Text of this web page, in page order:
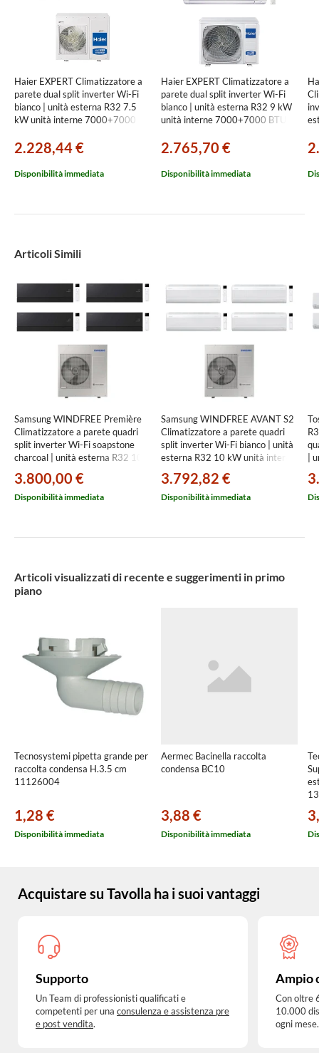
Haier EXPERT Climatizzatore a
parete dual split inverter Wi-Fi
bianco | unità esterna R32 7.5
kW unità interne 7000+7000
4U75S2SR5FA+AS[20|20]XCAHRA
2.228,44 €
Disponibilità immediata
Haier EXPERT Climatizzatore a
parete dual split inverter Wi-Fi
bianco | unità esterna R32 9 kW
unità interne 7000+7000 BTU
2.765,70 €
Disponibilità immediata
Articoli Simili
Samsung WINDFREE Première
Climatizzatore a parete quadri
split inverter Wi-Fi soapstone
charcoal | unità esterna R32 10
7000+7000+7000+12000 BTU
AJ100TXJ5KG/EU+AR70H[07|07|07|12]C1ABNEU
3.800,00 €
Disponibilità immediata
Samsung WINDFREE AVANT S2
Climatizzatore a parete quadri
split inverter Wi-Fi bianco | unità
esterna R32 10 kW unità interne
BTU
AJ100TXJ5KG/
3.792,82 €
Disponibilità immediata
|
Articoli visualizzati di recente e suggerimenti in primo
piano
Tecnosystemi pipetta grande per
raccolta condensa H.3.5 cm
11126004
1,28 €
Disponibilità immediata
Aermec Bacinella raccolta
condensa BC10
3,88 €
Disponibilità immediata
Acquistare su Tavolla ha i suoi vantaggi
Supporto
Un Team di professionisti qualificati e
competenti per una consulenza e assistenza pre
e post vendita.
Ampio
Con oltre
10.000
ogni mese.